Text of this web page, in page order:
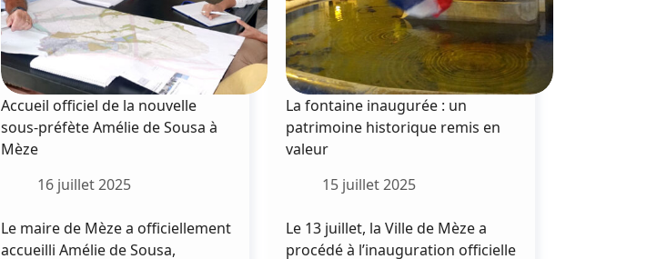
Accueil officiel de la nouvelle
sous-préfète Amélie de Sousa à
Mèze
16 juillet 2025
Le maire de Mèze a officiellement
accueilli Amélie de Sousa,
La fontaine inaugurée : un
patrimoine historique remis en
valeur
15 juillet 2025
Le 13 juillet, la Ville de Mèze a
procédé à l’inauguration officielle